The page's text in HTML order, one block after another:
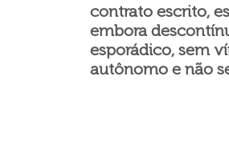
contrato escrito,
embora
esporádico, sem
autônomo e não